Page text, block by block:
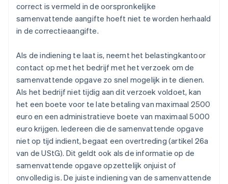
correct is vermeld in de oorspronkelijke
samenvattende aangifte hoeft niet te worden herhaald
in de correctieaangifte.
Als de indiening te laat is, neemt het belastingkantoor
contact op met het bedrijf met het verzoek om de
samenvattende opgave zo snel mogelijk in te dienen.
Als het bedrijf niet tijdig aan dit verzoek voldoet, kan
het een boete voor te late betaling van maximaal 2500
euro en een administratieve boete van maximaal 5000
euro krijgen. Iedereen die de samenvattende opgave
niet op tijd indient, begaat een overtreding (artikel 26a
van de UStG). Dit geldt ook als de informatie op de
samenvattende opgave opzettelijk onjuist of
onvolledig is. De juiste indiening van de samenvattende